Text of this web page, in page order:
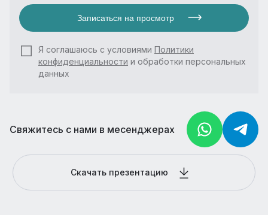
Записаться на просмотр
Я соглашаюсь с условиями Политики
конфиденциальности и обработки персональных
данных
Свяжитесь с нами в месенджерах
Скачать презентацию